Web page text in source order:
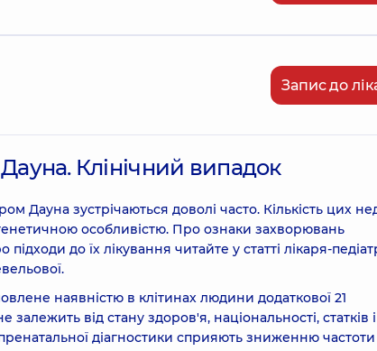
Запис до
Клінічний випадок
зустрічаються доволі часто. Кількість цих
генетичною особливістю. Про ознаки захворювань
до їх лікування читайте у статті лікаря-
наявністю в клітинах людини додаткової 21
від стану здоров'я, національності, статків і
пренатальної діагностики сприяють зниженню частоти